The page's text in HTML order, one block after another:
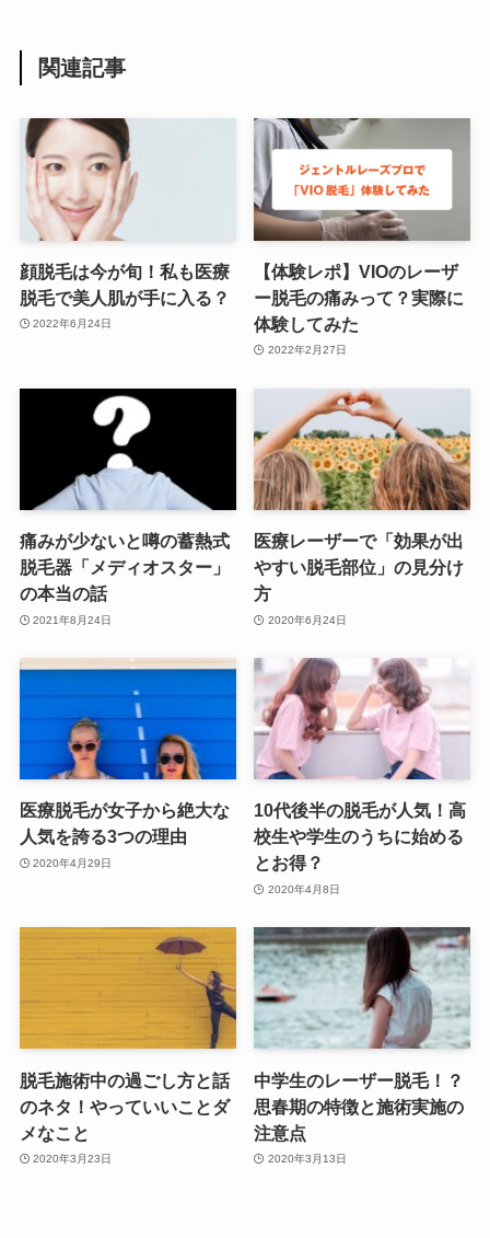
関連記事
顔脱毛は今が旬！私も医療
脱毛で美人肌が手に入る？
2022年6月24日
【体験レポ】VIOのレーザ
ー脱毛の痛みって？実際に
体験してみた
2022年2月27日
痛みが少ないと噂の蓄熱式
脱毛器「メディオスター」
の本当の話
2021年8月24日
医療レーザーで「効果が出
やすい脱毛部位」の見分け
方
2020年6月24日
医療脱毛が女子から絶大な
人気を誇る3つの理由
2020年4月29日
10代後半の脱毛が人気！高
校生や学生のうちに始める
とお得？
2020年4月8日
脱毛施術中の過ごし方と話
のネタ！やっていいことダ
メなこと
2020年3月23日
中学生のレーザー脱毛！？
思春期の特徴と施術実施の
注意点
2020年3月13日